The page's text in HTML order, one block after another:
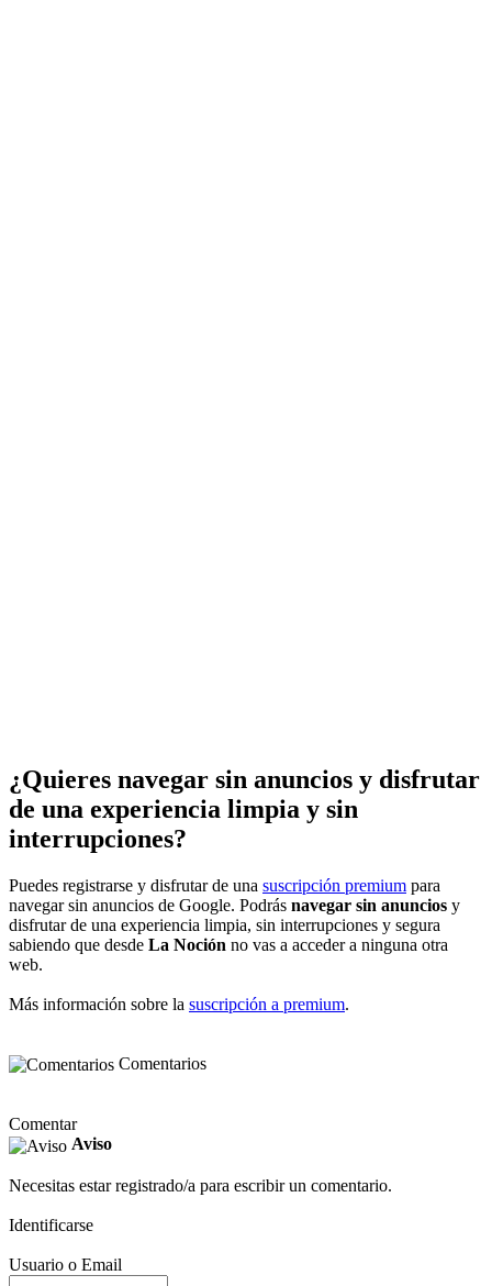
¿Quieres navegar sin anuncios y disfrutar
de una experiencia limpia y sin
interrupciones?
Puedes registrarse y disfrutar de una suscripción premium para
navegar sin anuncios de Google. Podrás navegar sin anuncios y
disfrutar de una experiencia limpia, sin interrupciones y segura
sabiendo que desde La Noción no vas a acceder a ninguna otra
web.
Más información sobre la suscripción a premium.
Comentarios
Comentar
Aviso
Necesitas estar registrado/a para escribir un comentario.
Identificarse
Usuario o Email